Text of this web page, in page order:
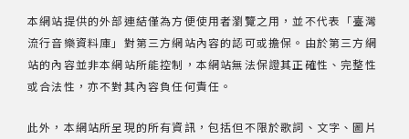
本網站提供的外部連結僅為方便使用者瀏覽之用，並不代表「臺灣
流行音樂資料庫」對第三方網站內容的認可或擔保。由於第三方網
站的內容並非本網站所能控制，本網站無法保證其正確性、完整性
或合法性，亦不對其內容負任何責任。
此外，本網站所呈現的所有資訊，包括但不限於歌詞、文字、圖片